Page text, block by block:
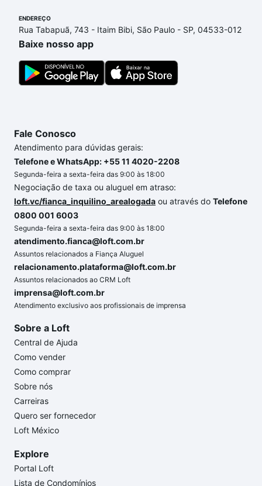
imobiliário as parcelas podem se adequar ao seu
orçamento. Se ainda tem alguma dúvida dos custos
envolvidos no processo de compra, veja em nosso
portal quanto custa comprar um apartamento
conte com a gente para comprar o imóvel dos seus
ENDEREÇO
Rua Tabapuã, 743 - Itaim Bibi, São Paulo - SP, 04533-012
Baixe nosso app
Fale Conosco
Atendimento para dúvidas gerais:
Telefone e WhatsApp: +55 11 4020-2208
Segunda-feira a sexta-feira das 9:00 às 18:00
Negociação de taxa ou aluguel em atraso:
loft.vc/fianca_inquilino_arealogada ou através do Telefone
0800 001 6003
Segunda-feira a sexta-feira das 9:00 às 18:00
atendimento.fianca@loft.com.br
Assuntos relacionados a Fiança Aluguel
relacionamento.plataforma@loft.com.br
Assuntos relacionados ao CRM Loft
imprensa@loft.com.br
Atendimento exclusivo aos profissionais de imprensa
Sobre a Loft
Central de Ajuda
Como vender
Como comprar
Sobre nós
Carreiras
Quero ser fornecedor
Loft México
Explore
Portal Loft
Lista de Condomínios